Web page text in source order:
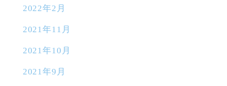
2022年2月
2021年11月
2021年10月
2021年9月